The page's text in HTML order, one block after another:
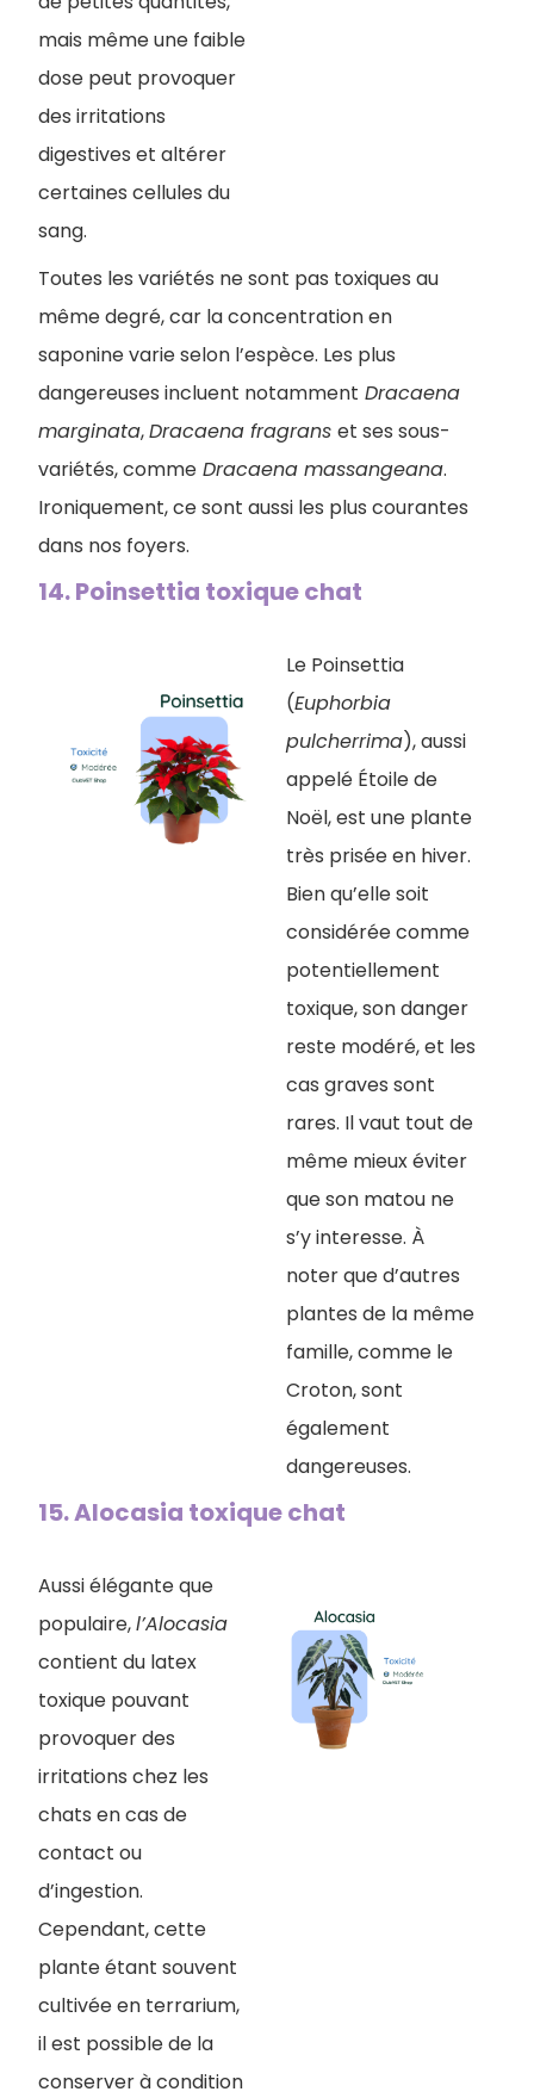
mais même une faible
dose peut provoquer
des irritations
digestives et altérer
certaines cellules du
sang.
Toutes les variétés ne sont pas toxiques au
même degré, car la concentration en
saponine varie selon l’espèce. Les plus
dangereuses incluent notamment Dracaena
marginata,Dracaena fragrans et ses sous-
variétés, comme Dracaena massangeana.
Ironiquement, ce sont aussi les plus courantes
dans nos foyers.
14. Poinsettia toxique chat
Le Poinsettia
(Euphorbia
pulcherrima), aussi
appelé Étoile de
Noël, est une plante
très prisée en hiver.
Bien qu’elle soit
considérée comme
potentiellement
toxique, son danger
reste modéré, et les
cas graves sont
rares. Il vaut tout de
même mieux éviter
que son matou ne
s’y interesse. À
noter que d’autres
plantes de la même
famille, comme le
Croton, sont
également
dangereuses.
15. ​Alocasia toxique chat
Aussi élégante que
populaire,l’Alocasia
contient du latex
toxique pouvant
provoquer des
irritations chez les
chats en cas de
contact ou
d’ingestion.
Cependant, cette
plante étant souvent
cultivée en terrarium,
il est possible de la
conserver à condition